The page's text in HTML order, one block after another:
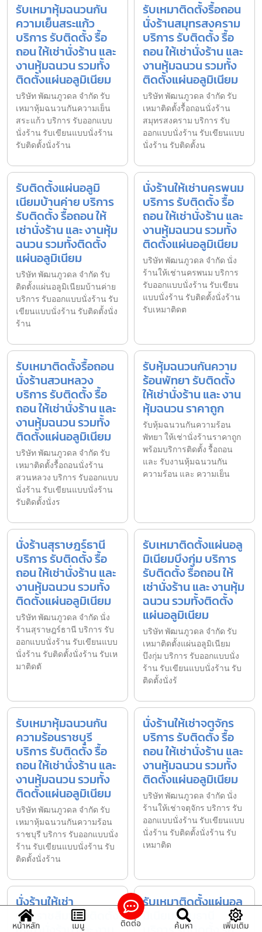
รับเหมาหุ้มฉนวนกัน
ความเย็นสระแก้ว
บริการ รับติดตั้ง รื้อ
ถอน ให้เช่านั่งร้าน และ
งานหุ้มฉนวน รวมทั้ง
ติดตั้งแผ่นอลูมิเนียม
บริษัท พัฒนภูวดล จำกัด รับ
เหมาหุ้มฉนวนกันความเย็น
สระแก้ว บริการ รับออกแบบ
นั่งร้าน รับเขียนแบบนั่งร้าน
รับติดตั้งนั่งร้าน
รับเหมาติดตั้งรื้อถอน
นั่งร้านสมุทรสงคราม
บริการ รับติดตั้ง รื้อ
ถอน ให้เช่านั่งร้าน และ
งานหุ้มฉนวน รวมทั้ง
ติดตั้งแผ่นอลูมิเนียม
บริษัท พัฒนภูวดล จำกัด รับ
เหมาติดตั้งรื้อถอนนั่งร้าน
สมุทรสงคราม บริการ รับ
ออกแบบนั่งร้าน รับเขียนแบบ
นั่งร้าน รับติดตั้งน
รับติดตั้งแผ่นอลูมิ
เนียมบ้านค่าย บริการ
รับติดตั้ง รื้อถอน ให้
เช่านั่งร้าน และ งานหุ้ม
ฉนวน รวมทั้งติดตั้ง
แผ่นอลูมิเนียม
บริษัท พัฒนภูวดล จำกัด รับ
ติดตั้งแผ่นอลูมิเนียมบ้านค่าย
บริการ รับออกแบบนั่งร้าน รับ
เขียนแบบนั่งร้าน รับติดตั้งนั่ง
ร้าน
นั่งร้านให้เช่านครพนม
บริการ รับติดตั้ง รื้อ
ถอน ให้เช่านั่งร้าน และ
งานหุ้มฉนวน รวมทั้ง
ติดตั้งแผ่นอลูมิเนียม
บริษัท พัฒนภูวดล จำกัด นั่ง
ร้านให้เช่านครพนม บริการ
รับออกแบบนั่งร้าน รับเขียน
แบบนั่งร้าน รับติดตั้งนั่งร้าน
รับเหมาติดต
รับเหมาติดตั้งรื้อถอน
นั่งร้านสวนหลวง
บริการ รับติดตั้ง รื้อ
ถอน ให้เช่านั่งร้าน และ
งานหุ้มฉนวน รวมทั้ง
ติดตั้งแผ่นอลูมิเนียม
บริษัท พัฒนภูวดล จำกัด รับ
เหมาติดตั้งรื้อถอนนั่งร้าน
สวนหลวง บริการ รับออกแบบ
นั่งร้าน รับเขียนแบบนั่งร้าน
รับติดตั้งนั่งร
รับหุ้มฉนวนกันความ
ร้อนพัทยา รับติดตั้ง
ให้เช่านั่งร้าน และ งาน
หุ้มฉนวน ราคาถูก
รับหุ้มฉนวนกันความร้อน
พัทยา ให้เช่านั่งร้านราคาถูก
พร้อมบริการติดตั้ง รื้อถอน
และ รับงานหุ้มฉนวนกัน
ความร้อน และ ความเย็น
นั่งร้านสุราษฎร์ธานี
บริการ รับติดตั้ง รื้อ
ถอน ให้เช่านั่งร้าน และ
งานหุ้มฉนวน รวมทั้ง
ติดตั้งแผ่นอลูมิเนียม
บริษัท พัฒนภูวดล จำกัด นั่ง
ร้านสุราษฎร์ธานี บริการ รับ
ออกแบบนั่งร้าน รับเขียนแบบ
นั่งร้าน รับติดตั้งนั่งร้าน รับเห
มาติดตั
รับเหมาติดตั้งแผ่นอลู
มิเนียมบึงกุ่ม บริการ
รับติดตั้ง รื้อถอน ให้
เช่านั่งร้าน และ งานหุ้ม
ฉนวน รวมทั้งติดตั้ง
แผ่นอลูมิเนียม
บริษัท พัฒนภูวดล จำกัด รับ
เหมาติดตั้งแผ่นอลูมิเนียม
บึงกุ่ม บริการ รับออกแบบนั่ง
ร้าน รับเขียนแบบนั่งร้าน รับ
ติดตั้งนั่งร้
รับเหมาหุ้มฉนวนกัน
ความร้อนราชบุรี
บริการ รับติดตั้ง รื้อ
ถอน ให้เช่านั่งร้าน และ
งานหุ้มฉนวน รวมทั้ง
ติดตั้งแผ่นอลูมิเนียม
บริษัท พัฒนภูวดล จำกัด รับ
เหมาหุ้มฉนวนกันความร้อน
ราชบุรี บริการ รับออกแบบนั่ง
ร้าน รับเขียนแบบนั่งร้าน รับ
ติดตั้งนั่งร้าน
นั่งร้านให้เช่าจตุจักร
บริการ รับติดตั้ง รื้อ
ถอน ให้เช่านั่งร้าน และ
งานหุ้มฉนวน รวมทั้ง
ติดตั้งแผ่นอลูมิเนียม
บริษัท พัฒนภูวดล จำกัด นั่ง
ร้านให้เช่าจตุจักร บริการ รับ
ออกแบบนั่งร้าน รับเขียนแบบ
นั่งร้าน รับติดตั้งนั่งร้าน รับ
เหมาติด
นั่งร้านให้เช่า
นครราชสีมา รับติดตั้ง
รับเหมาติดตั้งแผ่นอลู
มิเนียมปทุมธานี
หน้าหลัก เมนู ติดต่อ ค้นหา เพิ่มเติม